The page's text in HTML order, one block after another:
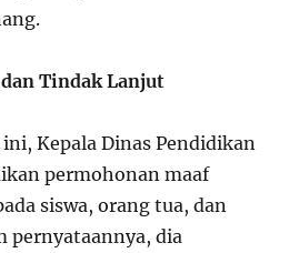
Tindak Lanjut
Kepala Dinas Pendidikan
permohonan maaf
siswa, orang tua, dan
pernyataannya, dia